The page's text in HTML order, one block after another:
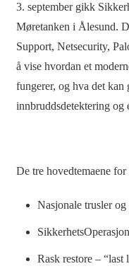
3. september gikk
Møretanken i Ålesund.
Support, Netsecurity,
å vise hvordan et
fungerer, og hva det
innbruddsdetektering og
De tre hovedtemaene for
Nasjonale trusler
Rask restore – “last